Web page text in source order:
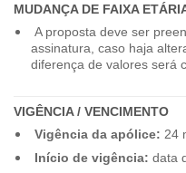
MUDANÇA DE FAIXA
A proposta deve ser
assinatura, caso haja
diferença de valores será
VIGÊNCIA / VENCIMENTO
Vigência da apólice: 24
Início de vigência: data